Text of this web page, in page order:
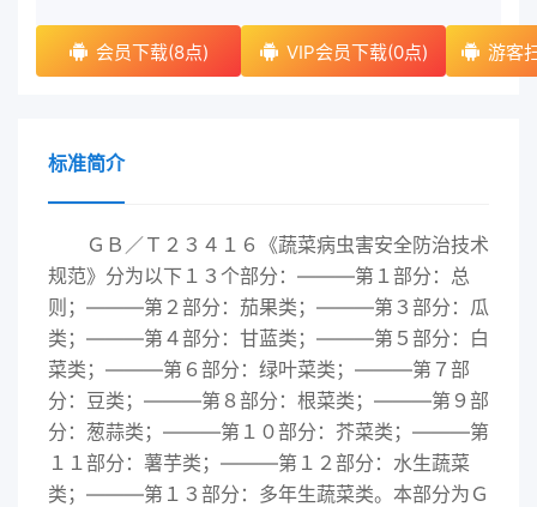
会员下载(8点) VIP会员下载(0点) 游客
标准简介
ＧＢ／Ｔ２３４１６《蔬菜病虫害安全防治技术
规范》分为以下１３个部分：———第１部分：总
则；———第２部分：茄果类；———第３部分：瓜
类；———第４部分：甘蓝类；———第５部分：白
菜类；———第６部分：绿叶菜类；———第７部
分：豆类；———第８部分：根菜类；———第９部
分：葱蒜类；———第１０部分：芥菜类；———第
１１部分：薯芋类；———第１２部分：水生蔬菜
类；———第１３部分：多年生蔬菜类。本部分为Ｇ